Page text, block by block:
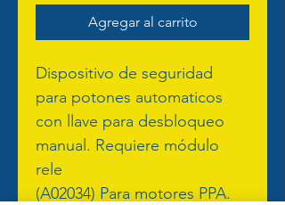
Agregar al carrito
Dispositivo de seguridad
para potones automaticos
con llave para desbloqueo
manual. Requiere módulo
rele
(A02034) Para motores PPA.